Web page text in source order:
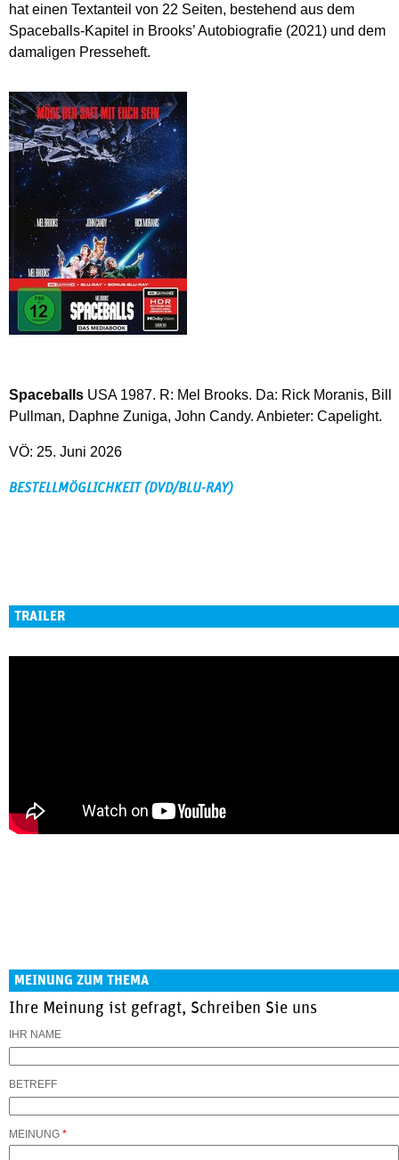
hat einen Text­anteil von 22 Seiten, bestehend aus dem
Spaceballs-Kapitel in Brooks’ Autobiografie (2021) und dem
damaligen Presseheft.
Spaceballs USA 1987. R: Mel Brooks. Da: Rick Moranis, Bill
Pullman, Daphne Zuniga, John Candy. Anbieter: Capelight.
VÖ: 25. Juni 2026
BESTELLMÖGLICHKEIT (DVD/BLU-RAY)
TRAILER
MEINUNG ZUM THEMA
Ihre Meinung ist gefragt, Schreiben Sie uns
IHR NAME
BETREFF
MEINUNG *